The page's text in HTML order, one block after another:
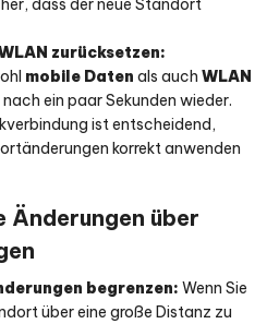
dass der neue Standort
zurücksetzen:
mobile Daten als auch WLAN
ein paar Sekunden wieder.
ist entscheidend,
korrekt anwenden
Änderungen über
begrenzen: Wenn Sie
über eine große Distanz zu